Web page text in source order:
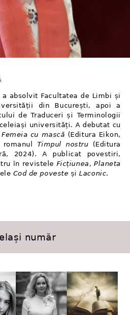
absolvit Facultatea de Limbi și
din București, apoi a
de Traduceri și Terminologii
universități. A debutat cu
Femeia cu mască (Editura Eikon,
Timpul nostru (Editura
2024). A publicat povestiri,
în revistele Ficțiunea ,Planeta
Cod de poveste șiLaconic.
număr